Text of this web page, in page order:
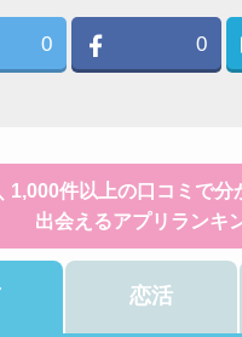
0 0
1,000件以上の口コミで分
出会えるアプリランキ
恋活